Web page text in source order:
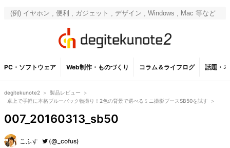
PC・ソフトウェア Web制作・ものづくり コラム＆ライフログ 話題・
degitekunote2 > 製品レビュー
>
卓上で手軽に本格ブルーバック物撮り！2色の背景で選べるミニ撮影ブースSB50を試す >
007_20160313_sb50
こふす (@_cofus)